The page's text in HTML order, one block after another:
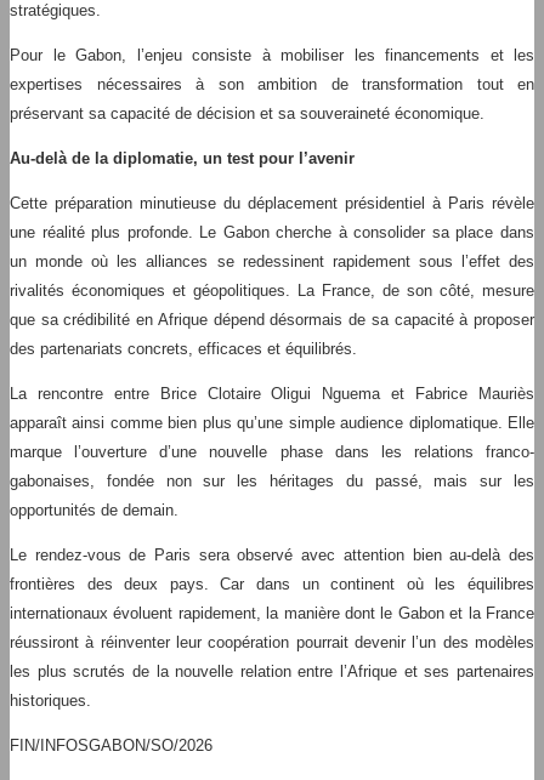
stratégiques.
Pour le Gabon, l’enjeu consiste à mobiliser les financements et les
expertises nécessaires à son ambition de transformation tout en
préservant sa capacité de décision et sa souveraineté économique.
Au-delà de la diplomatie, un test pour l’avenir
Cette préparation minutieuse du déplacement présidentiel à Paris révèle
une réalité plus profonde. Le Gabon cherche à consolider sa place dans
un monde où les alliances se redessinent rapidement sous l’effet des
rivalités économiques et géopolitiques. La France, de son côté, mesure
que sa crédibilité en Afrique dépend désormais de sa capacité à proposer
des partenariats concrets, efficaces et équilibrés.
La rencontre entre Brice Clotaire Oligui Nguema et Fabrice Mauriès
apparaît ainsi comme bien plus qu’une simple audience diplomatique. Elle
marque l’ouverture d’une nouvelle phase dans les relations franco-
gabonaises, fondée non sur les héritages du passé, mais sur les
opportunités de demain.
Le rendez-vous de Paris sera observé avec attention bien au-delà des
frontières des deux pays. Car dans un continent où les équilibres
internationaux évoluent rapidement, la manière dont le Gabon et la France
réussiront à réinventer leur coopération pourrait devenir l’un des modèles
les plus scrutés de la nouvelle relation entre l’Afrique et ses partenaires
historiques.
FIN/INFOSGABON/SO/2026